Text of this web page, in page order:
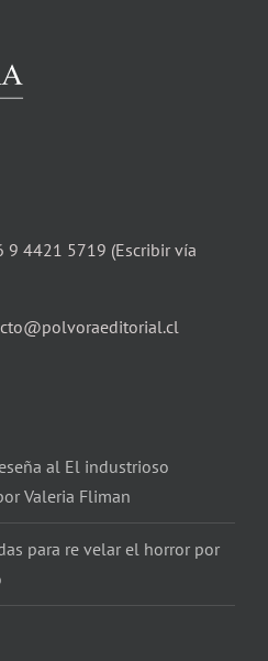
9 4421 5719 (Escribir vía
al El industrioso
Valeria Fliman
para re velar el horror por